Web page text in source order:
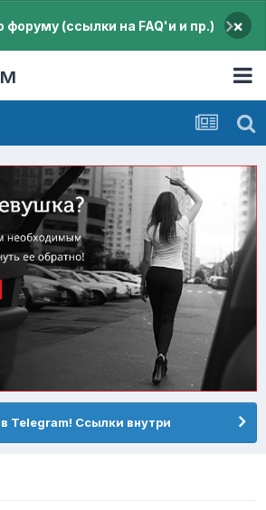
(ссылки на FAQ'и и пр.) ×
Telegram! Ссылки внутри